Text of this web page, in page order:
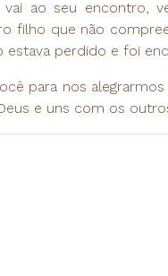
ao seu encontro,
filho que não
perdido e foi
para nos
e uns com os